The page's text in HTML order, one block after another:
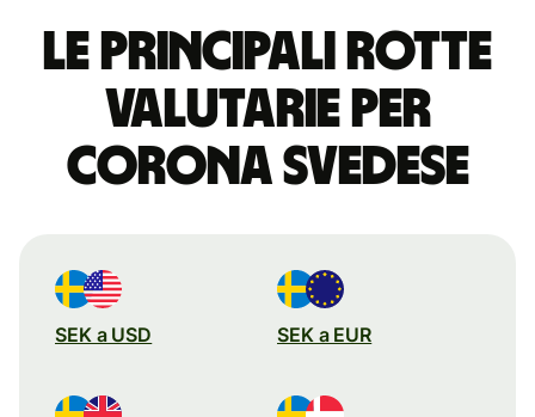
Le principali rotte
valutarie per
corona svedese
SEK a USD SEK a EUR